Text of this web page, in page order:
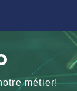
métier!